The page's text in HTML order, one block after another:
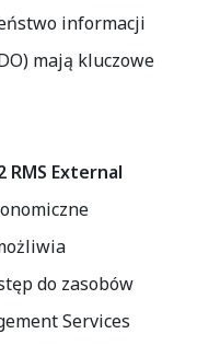
informacji
mają kluczowe
External
do zasobów
Services